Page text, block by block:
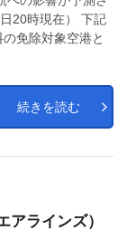
20時現在） 下記
免除対象空港と
続きを読む
ラインズ）